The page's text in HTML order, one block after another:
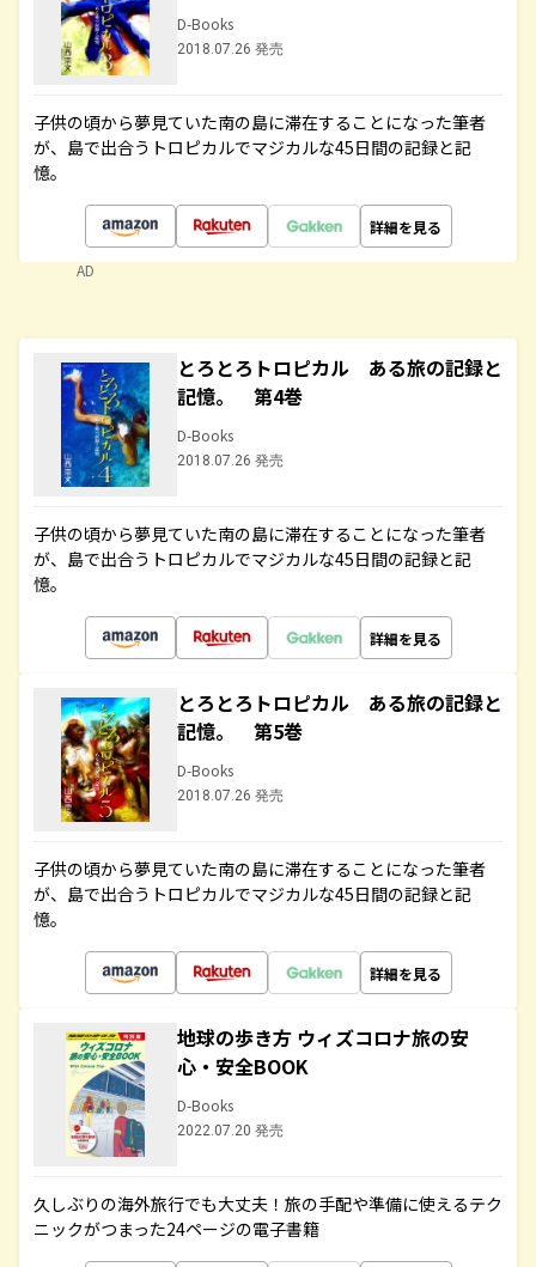
D-Books
2018.07.26 発売
子供の頃から夢見ていた南の島に滞在することになった筆者
が、島で出合うトロピカルでマジカルな45日間の記録と記
憶。
詳細を見る
AD
とろとろトロピカル ある旅の記録と
記憶。 第4巻
D-Books
2018.07.26 発売
子供の頃から夢見ていた南の島に滞在することになった筆者
が、島で出合うトロピカルでマジカルな45日間の記録と記
憶。
詳細を見る
とろとろトロピカル ある旅の記録と
記憶。 第5巻
D-Books
2018.07.26 発売
子供の頃から夢見ていた南の島に滞在することになった筆者
が、島で出合うトロピカルでマジカルな45日間の記録と記
憶。
詳細を見る
地球の歩き方 ウィズコロナ旅の安
心・安全BOOK
D-Books
2022.07.20 発売
久しぶりの海外旅行でも大丈夫！旅の手配や準備に使えるテク
ニックがつまった24ページの電子書籍